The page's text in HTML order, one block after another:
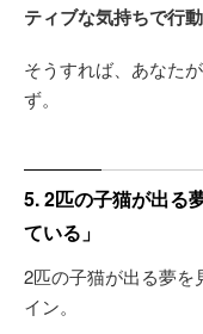
ティブな気持ちで行
そうすれば、あなた
ず。
5. 2匹の子猫が出る
ている」
2匹の子猫が出る夢を
イン。